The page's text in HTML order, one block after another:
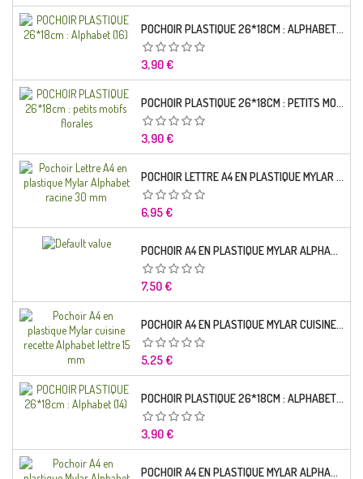
POCHOIR PLASTIQUE 26*18CM : ALPHABET (16)
Prix
3,90 €
POCHOIR PLASTIQUE 26*18CM : PETITS MOTIFS FLORALES
Prix
3,90 €
POCHOIR LETTRE A4 EN PLASTIQUE MYLAR ALPHABET RACINE 30 MM
Prix
6,95 €
POCHOIR A4 EN PLASTIQUE MYLAR ALPHABET LETTRE TYPO SEGOE 25 MM
Prix
7,50 €
POCHOIR A4 EN PLASTIQUE MYLAR CUISINE RECETTE ALPHABET LETTRE 15 MM
Prix
5,25 €
POCHOIR PLASTIQUE 26*18CM : ALPHABET (14)
Prix
3,90 €
POCHOIR A4 EN PLASTIQUE MYLAR ALPHABET LETTRE TYPO CHARLEMAGNE